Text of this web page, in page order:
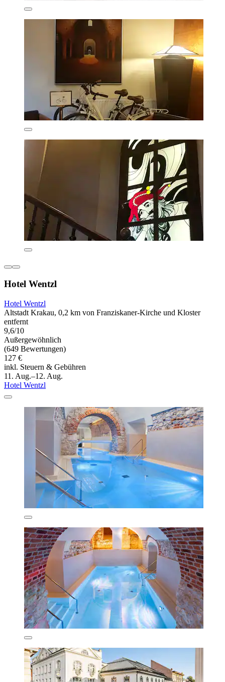
Hotel Wentzl
Hotel Wentzl
Altstadt Krakau, 0,2 km von Franziskaner-Kirche und Kloster
entfernt
9,6/10
Außergewöhnlich
(649 Bewertungen)
127 €
inkl. Steuern & Gebühren
11. Aug.–12. Aug.
Hotel Wentzl